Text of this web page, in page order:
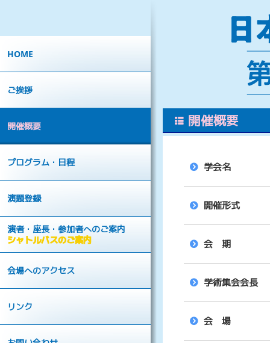
HOME
ご挨拶
開催概要
プログラム・日程
演題登録
演者・座長・参加者へのご案内
シャトルバスのご案内
会場へのアクセス
リンク
開催概要
学会名
開催形式
会 期
学術集会会長
会 場